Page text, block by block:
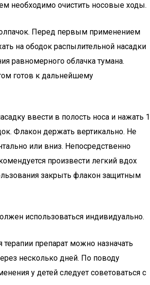
необходимо очистить носовые ходы.
Перед первым применением
на ободок распылительной насадки
равномерного облачка тумана.
готов к дальнейшему
ввести в полость носа и нажать 1
Флакон держать вертикально. Не
или вниз. Непосредственно
произвести легкий вдох
закрыть флакон защитным
использоваться индивидуально.
препарат можно назначать
несколько дней. По поводу
у детей следует советоваться с